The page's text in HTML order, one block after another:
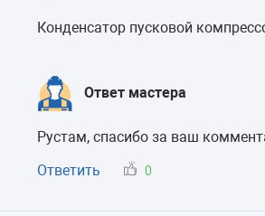
Конденсатор пусковой
Ответ мастера
Рустам, спасибо за ваш
Ответить
0